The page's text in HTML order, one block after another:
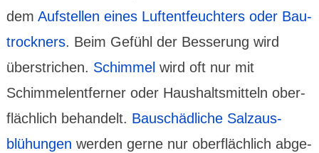
dem Aufstellen eines Luftent­feuchters oder Bau­
trockners. Beim Gefühl der Besserung wird
über­strichen. Schimmel wird oft nur mit
Schimmel­entferner oder Haushalts­mitteln ober­
flächlich behandelt. Bauschäd­liche Salzaus­
blühungen werden gerne nur ober­flächlich abge­